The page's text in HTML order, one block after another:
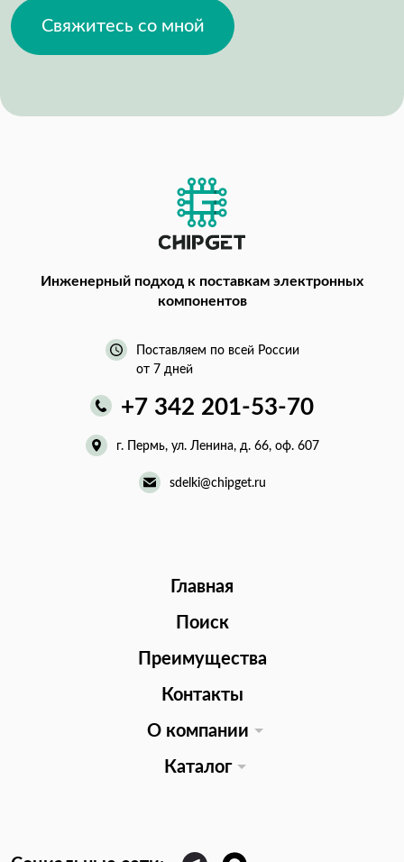
Свяжитесь со мной
Инженерный подход к поставкам электронных
компонентов
Поставляем по всей России
от 7 дней
+7 342 201-53-70
г. Пермь, ул. Ленина, д. 66, оф. 607
sdelki@chipget.ru
Главная
Поиск
Преимущества
Контакты
О компании
Каталог